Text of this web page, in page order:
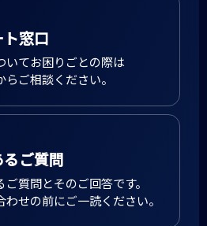
窓口
いてお困りごとの際は
らご相談ください。
ご質問
ご質問とそのご回答です。
わせの前にご一読ください。